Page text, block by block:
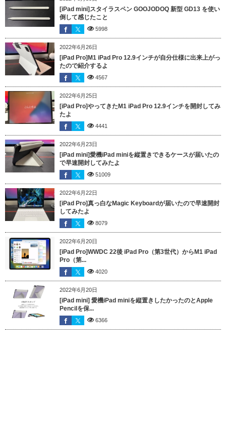
[iPad mini]スタイラスペン GOOJODOQ 新型 GD13 を使い
倒して感じたこと
5998
2022年6月26日
[iPad Pro]M1 iPad Pro 12.9インチが自分仕様に出来上がっ
たので紹介するよ
4567
2022年6月25日
[iPad Pro]やってきたM1 iPad Pro 12.9インチを開封してみ
たよ
4441
2022年6月23日
[iPad mini]愛機iPad miniを縦置きできるケースが届いたの
で早速開封してみたよ
51009
2022年6月22日
[iPad Pro]真っ白なMagic Keyboardが届いたので早速開封
してみたよ
8079
2022年6月20日
[iPad Pro]WWDC 22後 iPad Pro（第3世代）からM1 iPad
Pro（第...
4020
2022年6月20日
[iPad mini] 愛機iPad miniを縦置きしたかったのとApple
Pencilを保...
6366